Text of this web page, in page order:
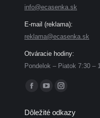
info@ecasenka.sk
E-mail (reklama):
reklama@ecasenka.sk
Otváracie hodiny:
Pondelok – Piatok 7:30 –
Find us on:
FacebookYouTubeInstagram
Dôležité odkazy